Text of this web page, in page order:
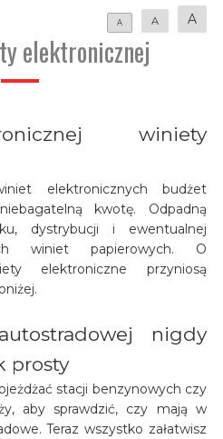
A A A
elektronicznej
winiety
elektronicznych budżet
kwotę. Odpadną
dystrybucji i ewentualnej
winiet papierowych. O
elektroniczne przyniosą
nigdy
prosty
stacji benzynowych czy
aby sprawdzić, czy mają w
Teraz wszystko załatwisz